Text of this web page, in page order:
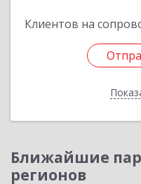
Клиентов на
Ближайшие
регионов